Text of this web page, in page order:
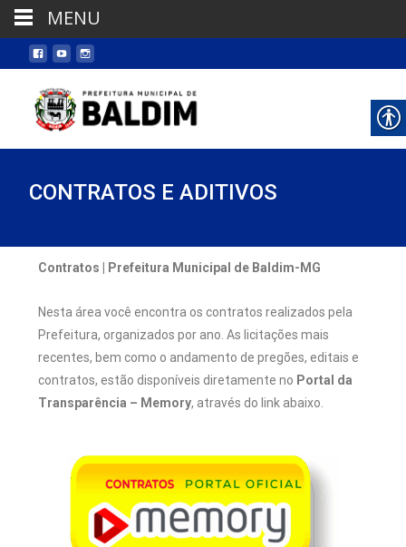
CONTRATOS E ADITIVOS
Contratos | Prefeitura Municipal de Baldim-MG
Nesta área você encontra os contratos realizados pela
Prefeitura, organizados por ano. As licitações mais
recentes, bem como o andamento de pregões, editais e
contratos, estão disponíveis diretamente no Portal da
Transparência – Memory, através do link abaixo.
MENU